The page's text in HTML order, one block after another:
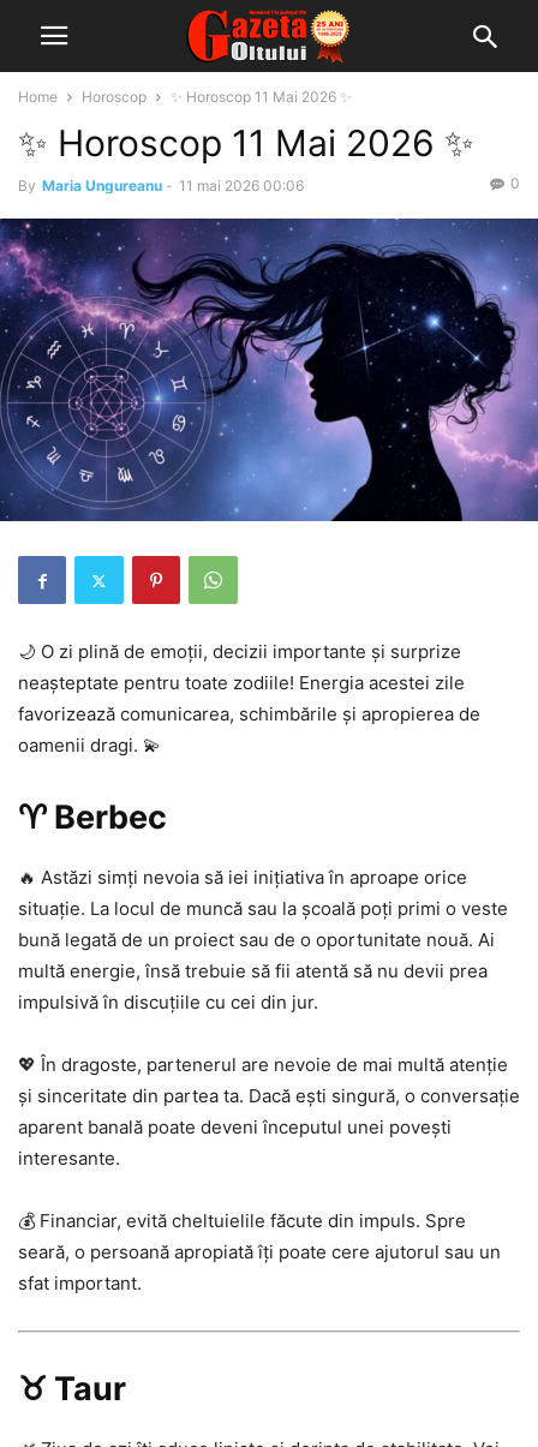
Home Horoscop ✨ Horoscop 11 Mai 2026 ✨
✨ Horoscop 11 Mai 2026 ✨
By Maria Ungureanu - 11 mai 2026 00:06 0
🌙 O zi plină de emoții, decizii importante și surprize
neașteptate pentru toate zodiile! Energia acestei zile
favorizează comunicarea, schimbările și apropierea de
oamenii dragi. 💫
♈ Berbec
🔥 Astăzi simți nevoia să iei inițiativa în aproape orice
situație. La locul de muncă sau la școală poți primi o veste
bună legată de un proiect sau de o oportunitate nouă. Ai
multă energie, însă trebuie să fii atentă să nu devii prea
impulsivă în discuțiile cu cei din jur.
💖 În dragoste, partenerul are nevoie de mai multă atenție
și sinceritate din partea ta. Dacă ești singură, o conversație
aparent banală poate deveni începutul unei povești
interesante.
💰 Financiar, evită cheltuielile făcute din impuls. Spre
seară, o persoană apropiată îți poate cere ajutorul sau un
sfat important.
♉ Taur